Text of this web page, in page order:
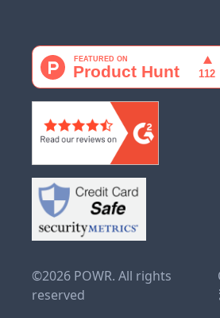
©2026 POWR. All rights
reserved